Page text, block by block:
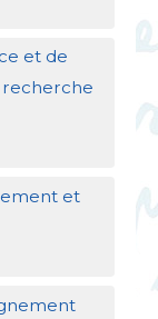
et de
recherche
et